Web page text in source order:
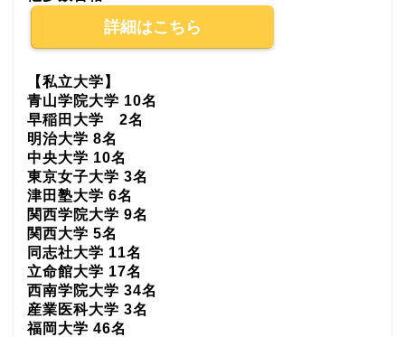
詳細はこちら
【私立大学】
青山学院大学 10名
早稲田大学 2名
明治大学 8名
中央大学 10名
東京女子大学 3名
津田塾大学 6名
関西学院大学 9名
関西大学 5名
同志社大学 11名
立命館大学 17名
西南学院大学 34名
産業医科大学 3名
福岡大学 46名